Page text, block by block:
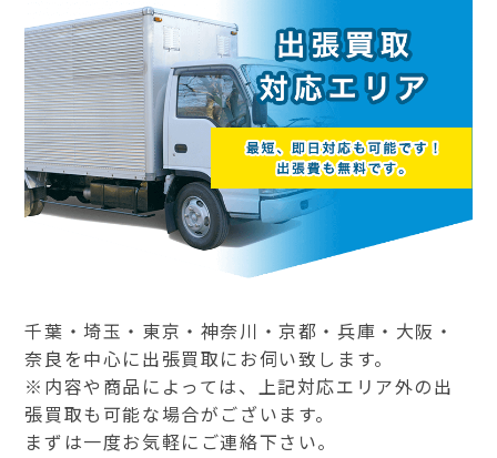
千葉・埼玉・東京・神奈川・京都・兵庫・大阪・
奈良を中心に出張買取にお伺い致します。
※内容や商品によっては、上記対応エリア外の出
張買取も可能な場合がございます。
まずは一度お気軽にご連絡下さい。